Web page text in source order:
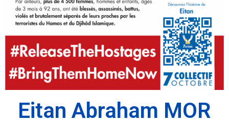
Eitan Abraham MOR